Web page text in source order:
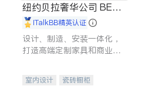
纽约贝拉奢华公司 BELL
A LUXE
iTalkBB精英认证
设计、制造、安装一体化，
打造高端定制家具和商业空
室内设计
瓷砖橱柜